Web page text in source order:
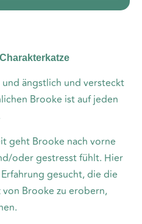
ängstlich und versteckt
Brooke ist auf jeden
geht Brooke nach vorne
oder gestresst fühlt. Hier
gesucht, die die
Brooke zu erobern,